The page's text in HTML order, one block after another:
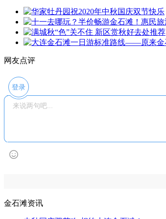
网友点评
登录
金石滩资讯